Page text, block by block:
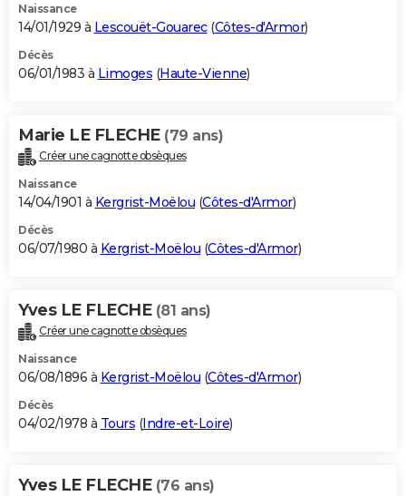
Naissance
14/01/1929 à Lescouët-Gouarec(Côtes-d'Armor)
Décès
06/01/1983 à Limoges (Haute-Vienne)
Marie LE FLECHE (79 ans)
Créer une cagnotte obsèques
Naissance
14/04/1901 à Kergrist-Moëlou (Côtes-d'Armor)
Décès
06/07/1980 à Kergrist-Moëlou (Côtes-d'Armor)
Yves LE FLECHE (81 ans)
Créer une cagnotte obsèques
Naissance
06/08/1896 à Kergrist-Moëlou (Côtes-d'Armor)
Décès
04/02/1978 à Tours (Indre-et-Loire)
Yves LE FLECHE (76 ans)